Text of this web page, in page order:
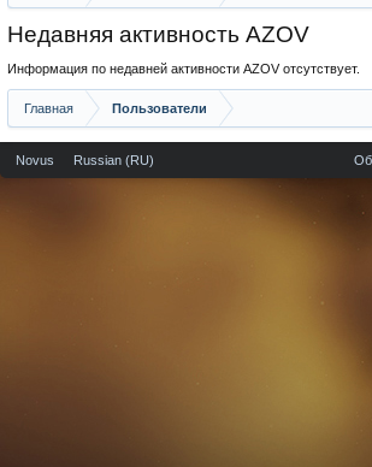
Недавняя активность AZOV
Информация по недавней активности AZOV отсутствует.
Главная Пользователи
Novus Russian (RU)